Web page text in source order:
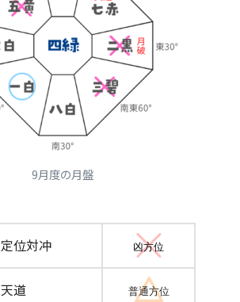
9月度の月盤
定位対冲 凶方位
天道 普通方位